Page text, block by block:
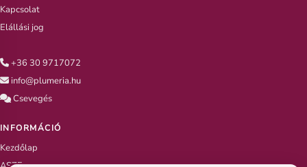
Kapcsolat
Elállási jog
+36 30 9717072
info@plumeria.hu
Csevegés
INFORMÁCIÓ
Kezdőlap